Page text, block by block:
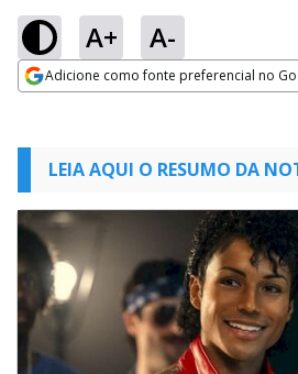
A+ A-
Adicione como fonte preferencial no
LEIA AQUI O RESUMO DA